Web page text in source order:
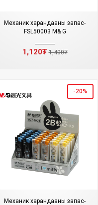
Механик харандааны запас-
FSL50003 M& G
1,120₮1,400₮
-20%
Механик харандааны запас-